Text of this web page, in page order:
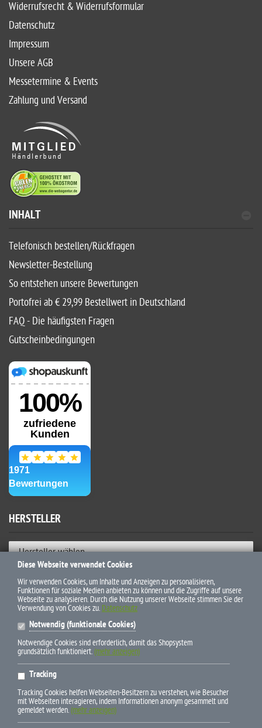
Widerrufsrecht & Widerrufsformular
Datenschutz
Impressum
Unsere AGB
Messetermine & Events
Zahlung und Versand
INHALT
Telefonisch bestellen/Rückfragen
Newsletter-Bestellung
So entstehen unsere Bewertungen
Portofrei ab € 29,99 Bestellwert in Deutschland
FAQ - Die häufigsten Fragen
Gutscheinbedingungen
HERSTELLER
Hersteller wählen
ZAHLUNGSWEISEN
* Alle Preise inkl. gesetzl. Mehrwertsteuer zzgl. Versandkosten und
ggf. Nachnahmegebühren, wenn nicht anders beschrieben
Diese Webseite verwendet Cookies
Wir verwenden Cookies, um Inhalte und Anzeigen zu personalisieren,
Funktionen für soziale Medien anbieten zu können und die Zugriffe auf unsere
Webseite zu analysieren. Durch die Nutzung unserer Webseite stimmen Sie der
Verwendung von Cookies zu. Datenschutz
Notwendig (funktionale Cookies)
Notwendige Cookies sind erforderlich, damit das Shopsystem
grundsätzlich funktioniert.(mehr anzeigen)
Tracking
Tracking Cookies helfen Webseiten-Besitzern zu verstehen, wie Besucher
mit Webseiten interagieren, indem Informationen anonym gesammelt und
gemeldet werden.(mehr anzeigen)